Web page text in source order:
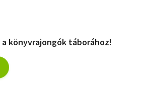
a könyvrajongók táborához!